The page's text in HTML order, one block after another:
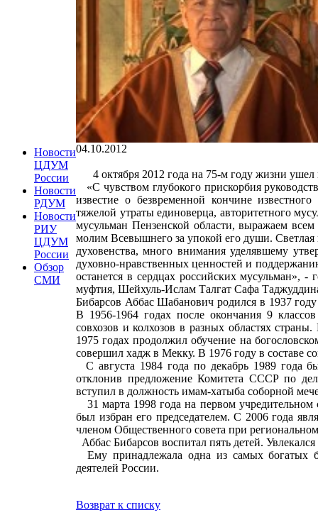
Новости
ЦДУМ
России
Новости
РДУМ
Новости
РИУ
ЦДУМ
России
Обзор
СМИ
04.10.2012
4 октября 2012 года на 75-м году жизни
«С чувством глубокого прискорбия
известие о безвременной кончине
тяжелой утраты единоверца, авторитетного
мусульман Пензенской области, выражаем
молим Всевышнего за упокой его души. Светлая
духовенства, много внимания уделявшему
духовно-нравственных ценностей и
останется в сердцах российских мусульман»,
муфтия, Шейхуль-Ислам Талгат Сафа
Бибарсов Аббас Шабанович родился в 1937
В 1956-1964 годах после окончания 9
совхозов и колхозов в разных областях
1975 годах продолжил обучение на
совершил хадж в Мекку. В 1976 году в составе
С августа 1984 года по декабрь 1989 года
отклонив предложение Комитета СССР по
вступил в должность имам-хатыба соборной
31 марта 1998 года на первом учредительном
был избран его председателем. С 2006 года
членом Общественного совета при
Аббас Бибарсов воспитал пять детей.
Ему принадлежала одна из самых богатых
деятелей России.
Возврат к списку